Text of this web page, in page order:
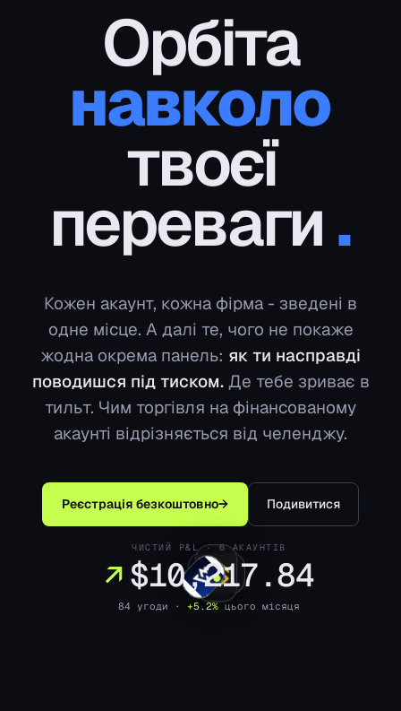
Орбіта
навколо
твоєї
переваги.
Кожен акаунт, кожна фірма - зведені в
одне місце. А далі те, чого не покаже
жодна окрема панель: як ти насправді
поводишся під тиском.Де тебе зриває в
тильт. Чим торгівля на фінансованому
акаунті відрізняється від челенджу.
Реєстрація безкоштовно→ Подивитися
ЧИСТИЙ P&L · 6 АКАУНТІВ
↗$10,217.84
84 угоди ·+5.2%цього місяця